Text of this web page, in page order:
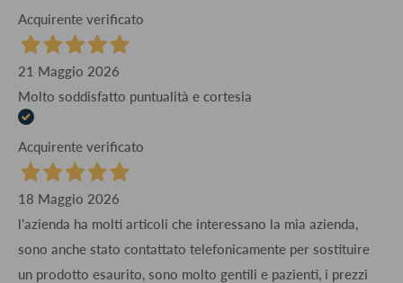
Acquirente verificato
21 Maggio 2026
Molto soddisfatto puntualità e cortesia
Acquirente verificato
18 Maggio 2026
l'azienda ha molti articoli che interessano la mia azienda,
sono anche stato contattato telefonicamente per sostituire
un prodotto esaurito, sono molto gentili e pazienti, i prezzi